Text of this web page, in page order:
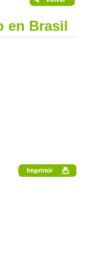
en Brasil